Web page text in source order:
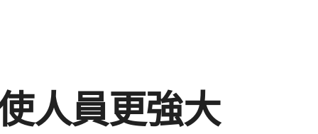
人員​更​強大